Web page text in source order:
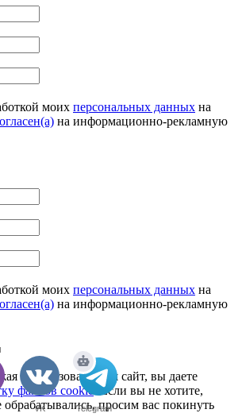
моих персональных данных на
на информационно-рекламную
моих персональных данных на
на информационно-рекламную
VK
Telegram
использовать наш сайт, вы даете
файлов cookie
. Если вы не хотите,
просим вас покинуть